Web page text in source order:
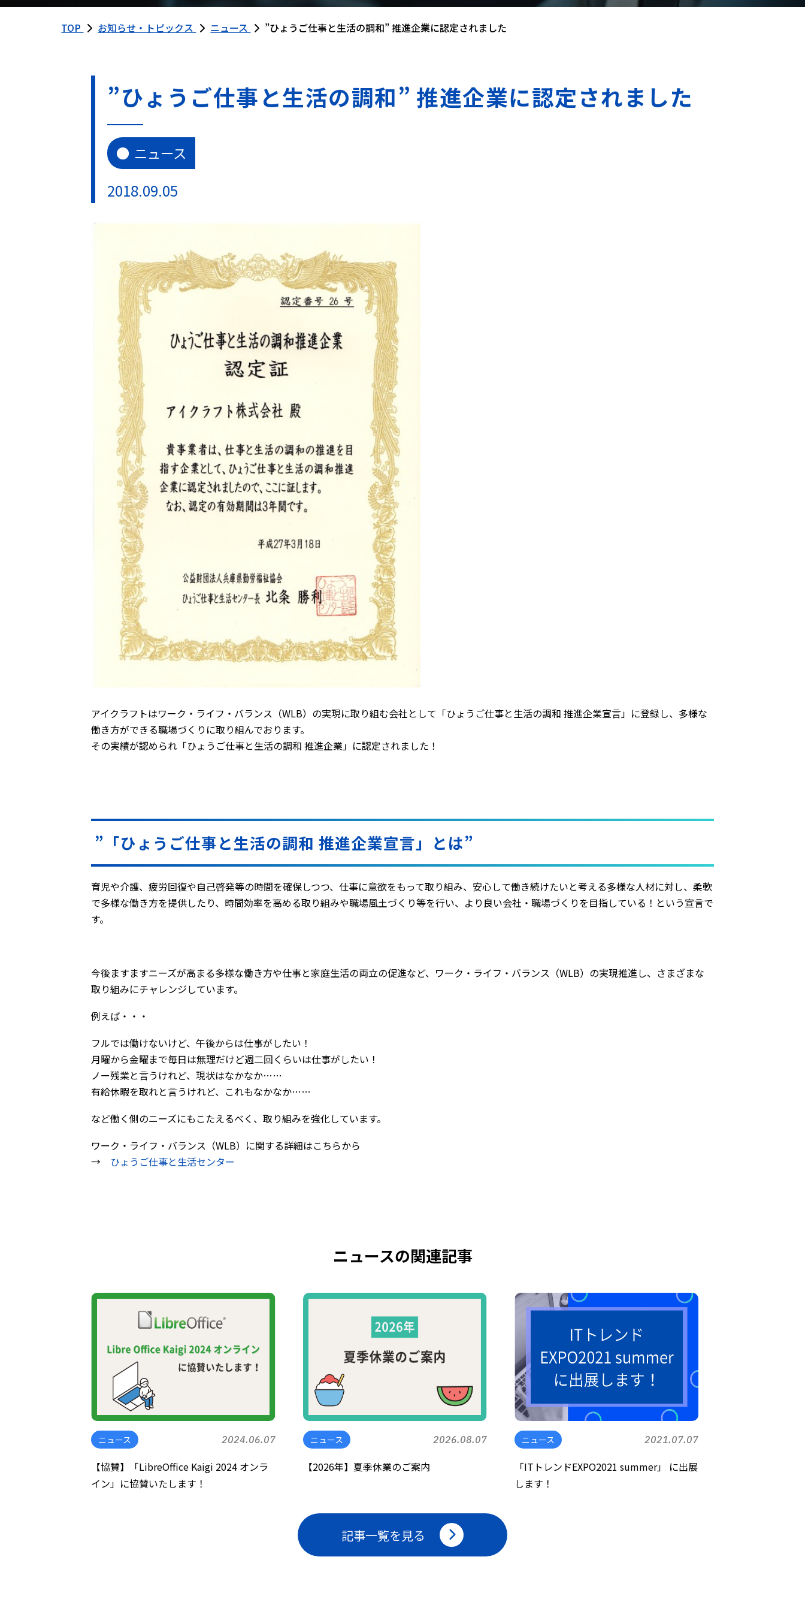
TOP お知らせ・トピックス ニュース ”ひょうご仕事と生活の調和” 推進企業に認定されました
”ひょうご仕事と生活の調和” 推進企業に認定されました
ニュース
2018.09.05
アイクラフトはワーク・ライフ・バランス（WLB） の実現に取り組む会社として「ひょうご仕事と生活の調和 推進企業宣言」に登録し、多様な
働き方ができる職場づくりに取り組んでおります。
その実績が認められ 「ひょうご仕事と生活の調和 推進企業」 に認定されました！
”「ひょうご仕事と生活の調和 推進企業宣言」とは”
育児や介護、疲労回復や自己啓発等の時間を確保しつつ、仕事に意欲をもって取り組み、安心して働き続けたいと考える多様な人材に対し、柔軟
で多様な働き方を提供したり、時間効率を高める取り組みや職場風土づくり等を行い、より良い会社・職場づくりを目指している！という宣言で
す。
今後ますますニーズが高まる多様な働き方や仕事と家庭生活の両立の促進など、ワーク・ライフ・バランス（WLB）の実現推進し、さまざまな
取り組みにチャレンジしています。
例えば・・・
フルでは働けないけど、午後からは仕事がしたい！
月曜から金曜まで毎日は無理だけど週二回くらいは仕事がしたい！
ノー残業と言うけれど、現状はなかなか……
有給休暇を取れと言うけれど、これもなかなか……
など働く側のニーズにもこたえるべく、取り組みを強化しています。
ワーク・ライフ・バランス（WLB）に関する詳細はこちらから
→ ひょうご仕事と生活センター
ニュースの関連記事
ニュース 2024.06.07
【協賛】「LibreOffice Kaigi 2024 オンラ
イン」に協賛いたします！
ニュース 2026.08.07
【2026年】夏季休業のご案内
ニュース 2021.07.07
「ITトレンドEXPO2021 summer」 に出展
します！
記事一覧を見る